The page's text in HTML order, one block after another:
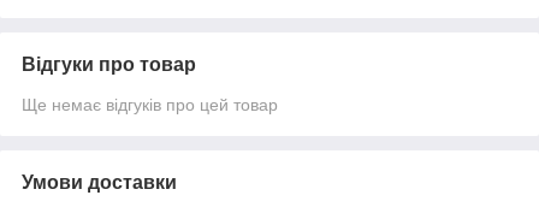
Відгуки про товар
Ще немає відгуків про цей товар
Умови доставки